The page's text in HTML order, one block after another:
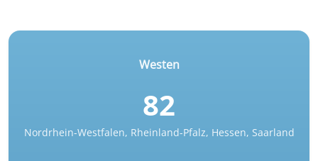
Westen
82
Nordrhein-Westfalen, Rheinland-Pfalz, Hessen, Saarland